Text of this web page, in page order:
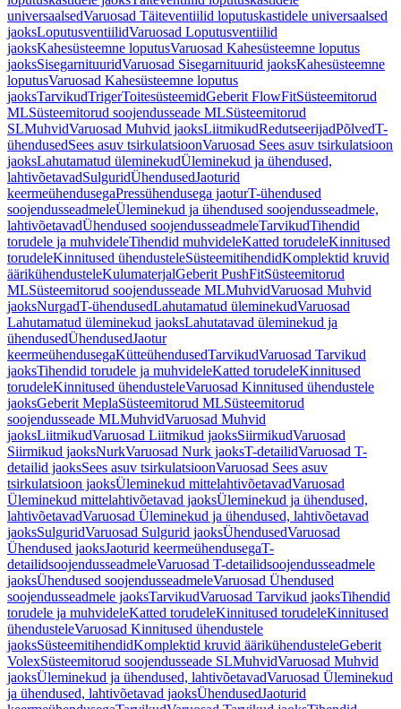
universaalsedVaruosad Täiteventiilid loputuskastidele universaalsed
jaoksLoputusventiilidVaruosad Loputusventiilid
jaoksKahesüsteemne loputusVaruosad Kahesüsteemne loputus
jaoksSisegarnituuridVaruosad Sisegarnituurid jaoksKahesüsteemne
loputusVaruosad Kahesüsteemne loputus
jaoksTarvikudTrigerToitesüsteemidGeberit FlowFitSüsteemitorud
MLSüsteemitorud soojendusseade MLSüsteemitorud
SLMuhvidVaruosad Muhvid jaoksLiitmikudRedutseerijadPõlvedT-
ühendusedSees asuv tsirkulatsioonVaruosad Sees asuv tsirkulatsioon
jaoksLahutamatud üleminekudÜleminekud ja ühendused,
lahtivõetavadSulguridÜhendusedJaoturid
keermeühendusegaPressühendusega jaoturT-ühendused
soojendusseadmeleÜleminekud ja ühendused soojendusseadmele,
lahtivõetavadÜhendused soojendusseadmeleTarvikudTihendid
torudele ja muhvideleTihendid muhvideleKatted torudeleKinnitused
torudeleKinnitused ühendusteleSüsteemitihendidKomplektid kruvid
äärikühendusteleKulumaterjalGeberit PushFitSüsteemitorud
MLSüsteemitorud soojendusseade MLMuhvidVaruosad Muhvid
jaoksNurgadT-ühendusedLahutamatud üleminekudVaruosad
Lahutamatud üleminekud jaoksLahutatavad üleminekud ja
ühendusedÜhendusedJaotur
keermeühendusegaKütteühendusedTarvikudVaruosad Tarvikud
jaoksTihendid torudele ja muhvideleKatted torudeleKinnitused
torudeleKinnitused ühendusteleVaruosad Kinnitused ühendustele
jaoksGeberit MeplaSüsteemitorud MLSüsteemitorud
soojendusseade MLMuhvidVaruosad Muhvid
jaoksLiitmikudVaruosad Liitmikud jaoksSiirmikudVaruosad
Siirmikud jaoksNurkVaruosad Nurk jaoksT-detailidVaruosad T-
detailid jaoksSees asuv tsirkulatsioonVaruosad Sees asuv
tsirkulatsioon jaoksÜleminekud mittelahtivõetavadVaruosad
Üleminekud mittelahtivõetavad jaoksÜleminekud ja ühendused,
lahtivõetavadVaruosad Üleminekud ja ühendused, lahtivõetavad
jaoksSulguridVaruosad Sulgurid jaoksÜhendusedVaruosad
Ühendused jaoksJaoturid keermeühendusegaT-
detailidsoojendusseadmeleVaruosad T-detailidsoojendusseadmele
jaoksÜhendused soojendusseadmeleVaruosad Ühendused
soojendusseadmele jaoksTarvikudVaruosad Tarvikud jaoksTihendid
torudele ja muhvideleKatted torudeleKinnitused torudeleKinnitused
ühendusteleVaruosad Kinnitused ühendustele
jaoksSüsteemitihendidKomplektid kruvid äärikühendusteleGeberit
VolexSüsteemitorud soojendusseade SLMuhvidVaruosad Muhvid
jaoksÜleminekud ja ühendused, lahtivõetavadVaruosad Üleminekud
ja ühendused, lahtivõetavad jaoksÜhendusedJaoturid